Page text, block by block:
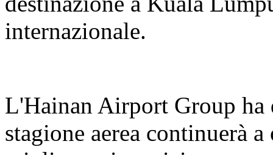
internazionale.
L'Hainan Airport Group ha
stagione aerea continuerà